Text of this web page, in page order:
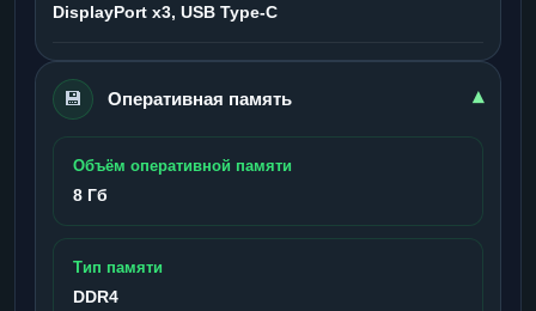
DisplayPort x3, USB Type-C
💾 Оперативная память ▾
Объём оперативной памяти
8 Гб
Тип памяти
DDR4